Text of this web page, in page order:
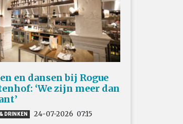
en dansen bij Rogue
‘We zijn meer dan
DRINKEN 24-07-2026 07:15